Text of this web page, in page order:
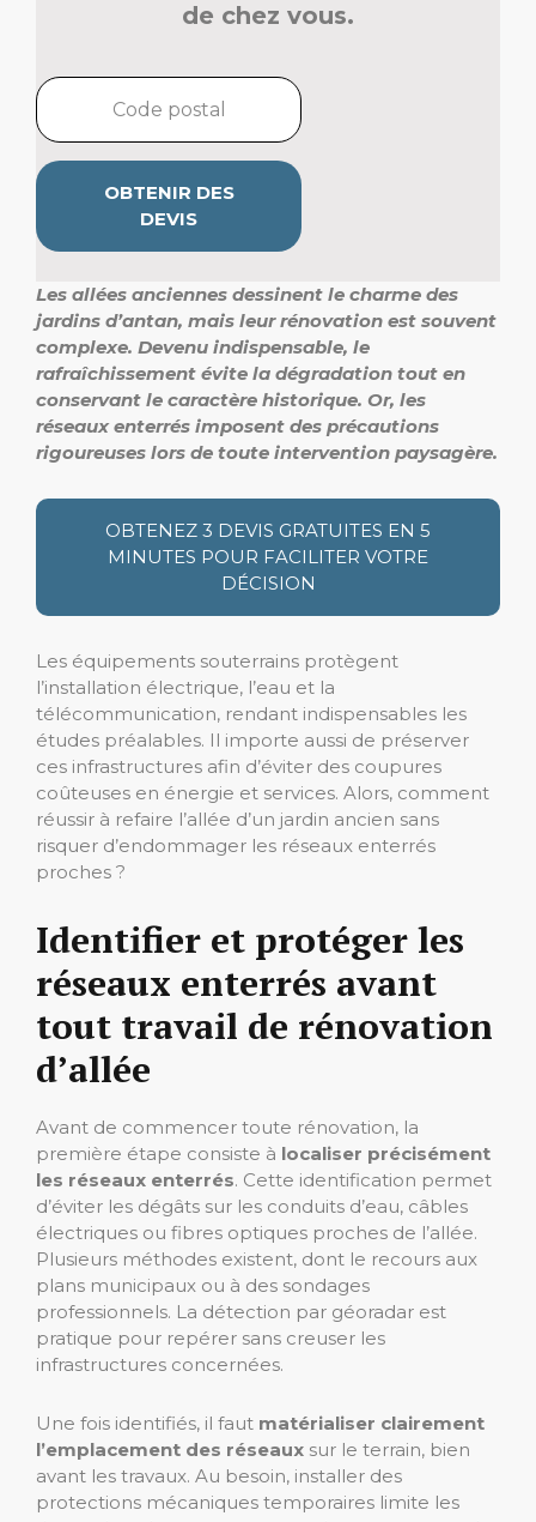
de chez vous.
OBTENIR DES
DEVIS
Les allées anciennes dessinent le charme des
jardins d’antan, mais leur rénovation est souvent
complexe. Devenu indispensable, le
rafraîchissement évite la dégradation tout en
conservant le caractère historique. Or, les
réseaux enterrés imposent des précautions
rigoureuses lors de toute intervention paysagère.
OBTENEZ 3 DEVIS GRATUITES EN 5
MINUTES POUR FACILITER VOTRE
DÉCISION
Les équipements souterrains protègent
l’installation électrique, l’eau et la
télécommunication, rendant indispensables les
études préalables. Il importe aussi de préserver
ces infrastructures afin d’éviter des coupures
coûteuses en énergie et services. Alors, comment
réussir à refaire l’allée d’un jardin ancien sans
risquer d’endommager les réseaux enterrés
proches ?
Identifier et protéger les
réseaux enterrés avant
tout travail de rénovation
d’allée
Avant de commencer toute rénovation, la
première étape consiste à localiser précisément
les réseaux enterrés. Cette identification permet
d’éviter les dégâts sur les conduits d’eau, câbles
électriques ou fibres optiques proches de l’allée.
Plusieurs méthodes existent, dont le recours aux
plans municipaux ou à des sondages
professionnels. La détection par géoradar est
pratique pour repérer sans creuser les
infrastructures concernées.
Une fois identifiés, il faut matérialiser clairement
l’emplacement des réseaux sur le terrain, bien
avant les travaux. Au besoin, installer des
protections mécaniques temporaires limite les